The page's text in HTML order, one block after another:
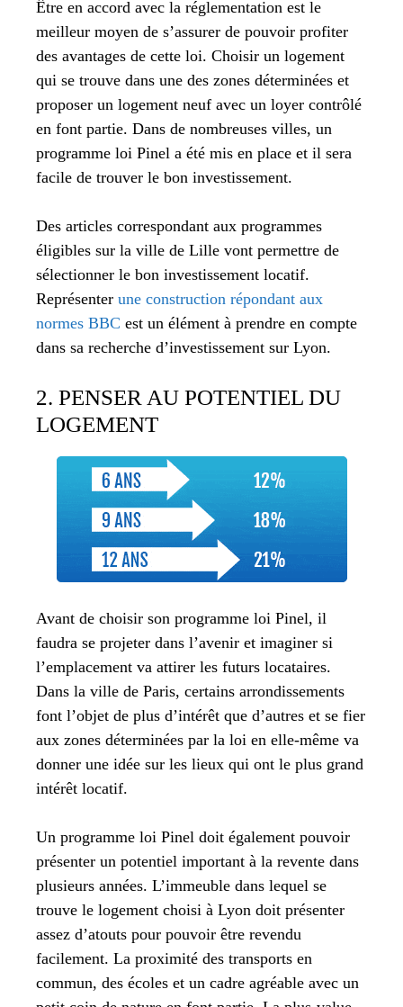
Être en accord avec la réglementation est le
meilleur moyen de s’assurer de pouvoir profiter
des avantages de cette loi. Choisir un logement
qui se trouve dans une des zones déterminées et
proposer un logement neuf avec un loyer contrôlé
en font partie. Dans de nombreuses villes, un
programme loi Pinel a été mis en place et il sera
facile de trouver le bon investissement.
Des articles correspondant aux programmes
éligibles sur la ville de Lille vont permettre de
sélectionner le bon investissement locatif.
Représenter une construction répondant aux
normes BBC est un élément à prendre en compte
dans sa recherche d’investissement sur Lyon.
2. PENSER AU POTENTIEL DU
LOGEMENT
Avant de choisir son programme loi Pinel, il
faudra se projeter dans l’avenir et imaginer si
l’emplacement va attirer les futurs locataires.
Dans la ville de Paris, certains arrondissements
font l’objet de plus d’intérêt que d’autres et se fier
aux zones déterminées par la loi en elle-même va
donner une idée sur les lieux qui ont le plus grand
intérêt locatif.
Un programme loi Pinel doit également pouvoir
présenter un potentiel important à la revente dans
plusieurs années. L’immeuble dans lequel se
trouve le logement choisi à Lyon doit présenter
assez d’atouts pour pouvoir être revendu
facilement. La proximité des transports en
commun, des écoles et un cadre agréable avec un